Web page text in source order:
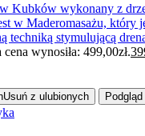
Kubków wykonany z
w Maderomasażu, który
techniką stymulującą
wynosiła: 499,00zł.
Usuń z ulubionych
Podgląd